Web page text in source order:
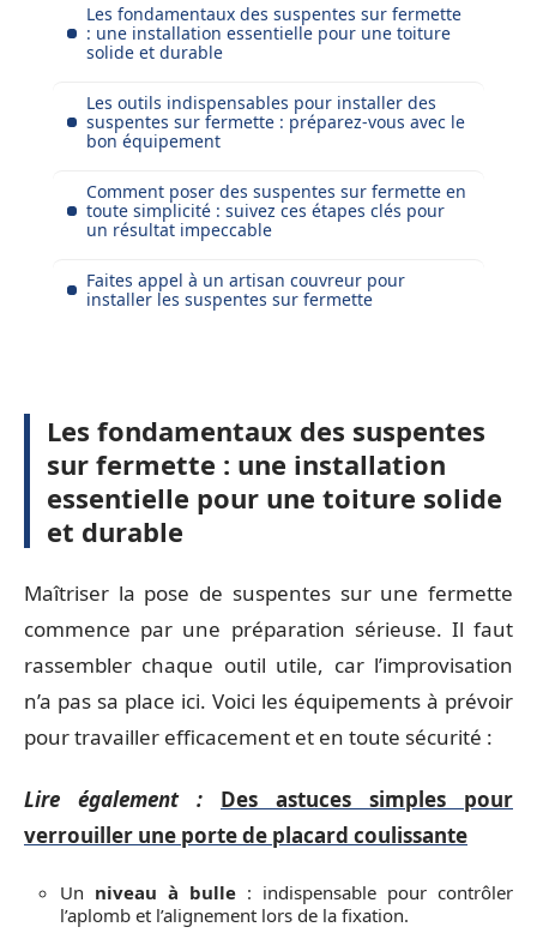
Les fondamentaux des suspentes sur fermette
: une installation essentielle pour une toiture
solide et durable
Les outils indispensables pour installer des
suspentes sur fermette : préparez-vous avec le
bon équipement
Comment poser des suspentes sur fermette en
toute simplicité : suivez ces étapes clés pour
un résultat impeccable
Faites appel à un artisan couvreur pour
installer les suspentes sur fermette
Les fondamentaux des suspentes
sur fermette : une installation
essentielle pour une toiture solide
et durable
Maîtriser la pose de suspentes sur une fermette
commence par une préparation sérieuse. Il faut
rassembler chaque outil utile, car l’improvisation
n’a pas sa place ici. Voici les équipements à prévoir
pour travailler efficacement et en toute sécurité :
Lire également :
Des astuces simples pour
verrouiller une porte de placard coulissante
Un niveau à bulle : indispensable pour contrôler
l’aplomb et l’alignement lors de la fixation.